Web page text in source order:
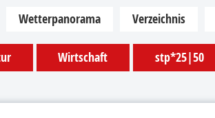
Wirtschaft stp*25|50
Wetterpanorama Verzeichnis